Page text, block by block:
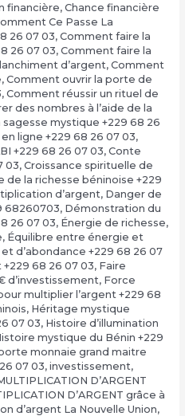
financière, Chance financière
Ce Passe La
26 07 03, Comment faire la
26 07 03, Comment faire la
d’argent, Comment
, Comment ouvrir la porte de
, Comment réussir un rituel de
des nombres à l’aide de la
sagesse mystique +229 68 26
ligne +229 68 26 07 03,
+229 68 26 07 03, Conte
03, Croissance spirituelle de
de la richesse béninoise +229
d’argent, Danger de
68260703, Démonstration du
26 07 03, Énergie de richesse,
, Équilibre entre énergie et
d’abondance +229 68 26 07
68 26 07 03, Faire
d’investissement, Force
multiplier l’argent +229 68
, Héritage mystique
07 03, Histoire d’illumination
mystique du Bénin +229
monnaie grand maitre
07 03, investissement,
D’ARGENT
D’ARGENT grâce à
d’argent La Nouvelle Union,